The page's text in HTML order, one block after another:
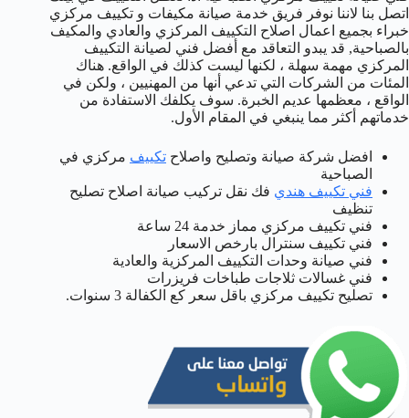
اتصل بنا لاننا نوفر فريق خدمة صيانة مكيفات و تكييف مركزي
خبراء بجميع اعمال اصلاح التكييف المركزي والعادي والمكيف
بالصباحية, قد يبدو التعاقد مع أفضل فني لصيانة التكييف
المركزي مهمة سهلة ، لكنها ليست كذلك في الواقع. هناك
المئات من الشركات التي تدعي أنها من المهنيين ، ولكن في
الواقع ، معظمها عديم الخبرة. سوف يكلفك الاستفادة من
خدماتهم أكثر مما ينبغي في المقام الأول.
افضل شركة صيانة وتصليح واصلاح تكييف مركزي في
الصباحية
فني تكييف هندي فك نقل تركيب صيانة اصلاح تصليح
تنظيف
فني تكييف مركزي مماز خدمة 24 ساعة
فني تكييف سنترال بارخص الاسعار
فني صيانة وحدات التكييف المركزية والعادية
فني غسالات ثلاجات طباخات فريزرات
تصليح تكييف مركزي باقل سعر كع الكفالة 3 سنوات.